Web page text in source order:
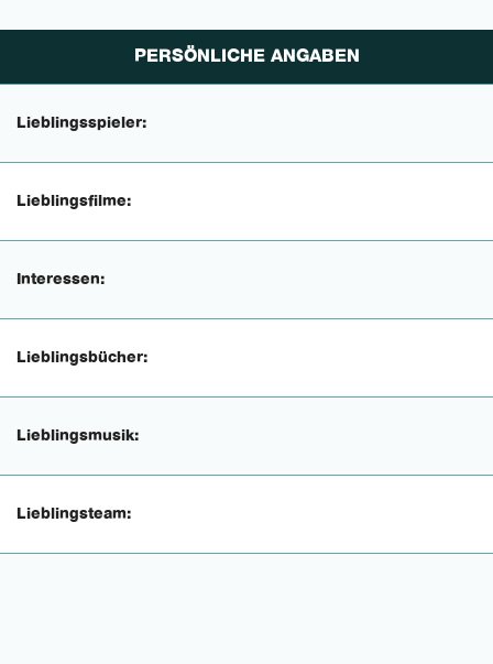
PERSÖNLICHE ANGABEN
Lieblingsspieler:
Lieblingsfilme:
Interessen:
Lieblingsbücher:
Lieblingsmusik:
Lieblingsteam: